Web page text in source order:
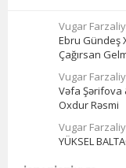
Vugar
Ebru Gündeş
Çağırsan
Vugar
Vəfa Şərifova
Oxdur Rəsmi
Vugar
YÜKSEL